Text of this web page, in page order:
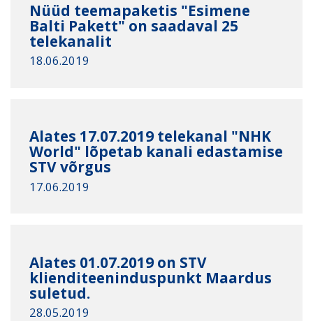
Nüüd teemapaketis "Esimene
Balti Pakett" on saadaval 25
telekanalit
18.06.2019
Alates 17.07.2019 telekanal "NHK
World" lõpetab kanali edastamise
STV võrgus
17.06.2019
Alates 01.07.2019 on STV
klienditeeninduspunkt Maardus
suletud.
28.05.2019